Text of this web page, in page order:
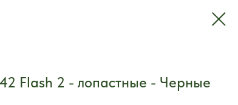
Flash 2 - лопастные - Черные